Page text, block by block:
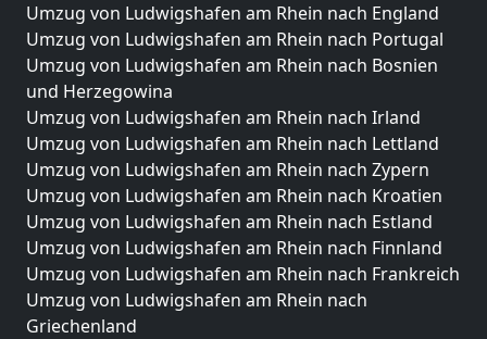
Umzug von Ludwigshafen am Rhein nach England
Umzug von Ludwigshafen am Rhein nach Portugal
Umzug von Ludwigshafen am Rhein nach Bosnien
und Herzegowina
Umzug von Ludwigshafen am Rhein nach Irland
Umzug von Ludwigshafen am Rhein nach Lettland
Umzug von Ludwigshafen am Rhein nach Zypern
Umzug von Ludwigshafen am Rhein nach Kroatien
Umzug von Ludwigshafen am Rhein nach Estland
Umzug von Ludwigshafen am Rhein nach Finnland
Umzug von Ludwigshafen am Rhein nach Frankreich
Umzug von Ludwigshafen am Rhein nach
Griechenland